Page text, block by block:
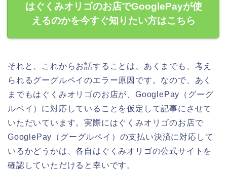
はぐくみオリゴのお店でGooglePayが使
えるのかを今すぐ知りたい方はこちら
それと、これからお話することは、あくまでも、考え
られるグーグルペイのエラー原因です。なので、あく
までもはぐくみオリゴのお店が、GooglePay（グーグ
ルペイ）に対応していることを仮定して記事にさせて
いただいています。実際にはぐくみオリゴのお店で
GooglePay（グーグルペイ）の支払い決済に対応して
いるかどうかは、各自はぐくみオリゴの公式サイトを
確認していただけると幸いです。